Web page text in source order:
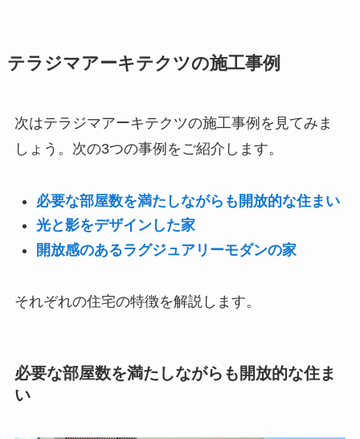
テラジマアーキテクツの施工事例
次はテラジマアーキテクツの施工事例を見てみま
しょう。次の3つの事例をご紹介します。
必要な部屋数を満たしながらも開放的な住まい
光と影をデザインした家
開放感のあるラグジュアリーモダンの家
それぞれの住宅の特徴を解説します。
必要な部屋数を満たしながらも開放的な住ま
い